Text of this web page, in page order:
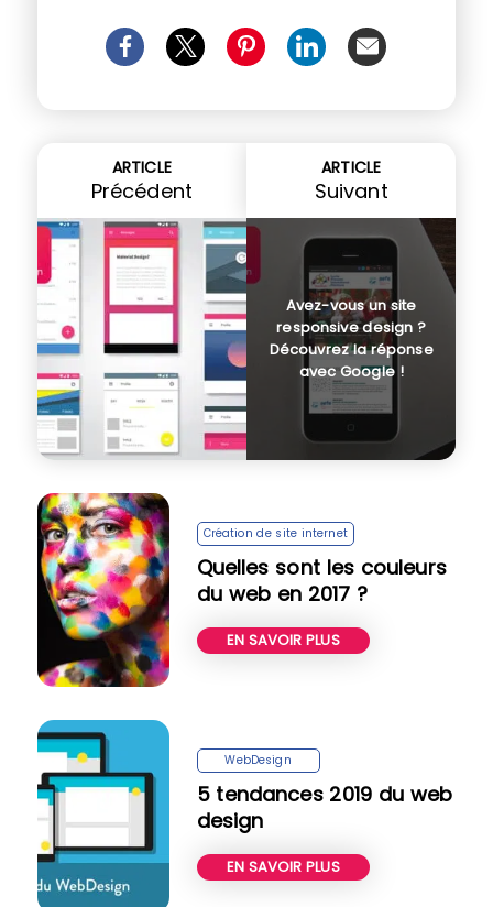
ARTICLE
Précédent
ARTICLE
Suivant
Avez-vous un site
responsive design ?
Découvrez la réponse
avec Google !
Création de site internet
Quelles sont les couleurs
du web en 2017 ?
EN SAVOIR PLUS
WebDesign
5 tendances 2019 du web
design
EN SAVOIR PLUS